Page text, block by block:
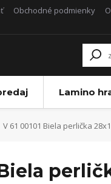
Obchodné podmienky
Lamino
V 61 00101 Biela perlička 28x1